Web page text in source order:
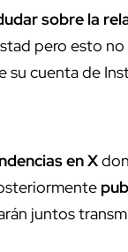
sobre la
pero esto
su cuenta de
en X
juntos